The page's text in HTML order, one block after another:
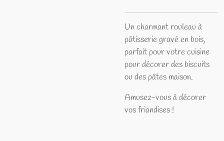
Un charmant rouleau à
pâtisserie gravé en bois,
parfait pour votre cuisine
pour décorer des biscuits
ou des pâtes maison.
Amusez-vous à décorer
vos friandises !